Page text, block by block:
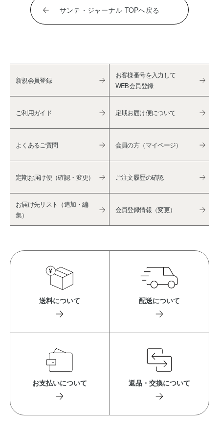
サンテ・ジャーナル TOPへ戻る
新規会員登録
お客様番号を入力して
WEB会員登録
ご利用ガイド 定期お届け便について
よくあるご質問 会員の方（マイページ）
定期お届け便（確認・変更） ご注文履歴の確認
お届け先リスト（追加・編
集）
会員登録情報（変更）
送料について 配送について
お支払いについて 返品・交換について